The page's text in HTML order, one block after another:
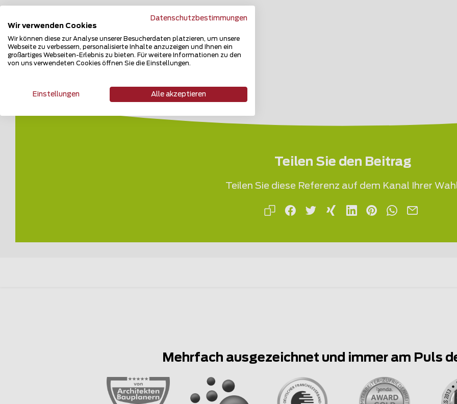
Teilen Sie den Beitrag
Teilen Sie diese Referenz auf dem Kanal Ihrer
Mehrfach ausgezeichnet und immer am Puls
Datenschutzbestimmungen
Wir verwenden Cookies
Wir können diese zur Analyse unserer Besucherdaten platzieren, um unsere
Webseite zu verbessern, personalisierte Inhalte anzuzeigen und Ihnen ein
großartiges Webseiten-Erlebnis zu bieten. Für weitere Informationen zu den
von uns verwendeten Cookies öffnen Sie die Einstellungen.
Einstellungen Alle akzeptieren